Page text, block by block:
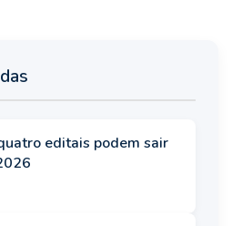
editais podem sair